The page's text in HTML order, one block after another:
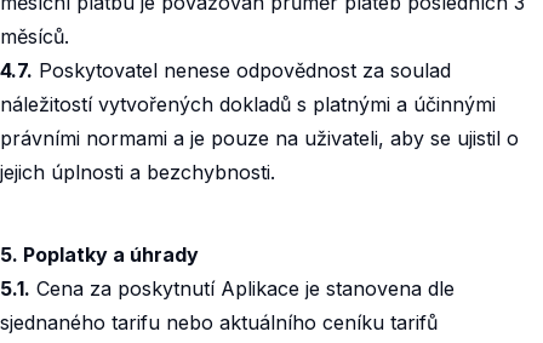
měsíců.
4.7. Poskytovatel nenese odpovědnost za soulad
náležitostí vytvořených dokladů s platnými a účinnými
právními normami a je pouze na uživateli, aby se ujistil o
jejich úplnosti a bezchybnosti.
5. Poplatky a úhrady
5.1. Cena za poskytnutí Aplikace je stanovena dle
sjednaného tarifu nebo aktuálního ceníku tarifů